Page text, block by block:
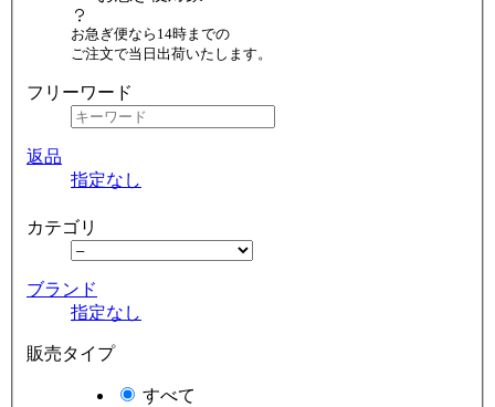
お急ぎ便なら14時までの
ご注文で当日出荷いたします。
フリーワード
返品
指定なし
カテゴリ
ブランド
指定なし
販売タイプ
すべて